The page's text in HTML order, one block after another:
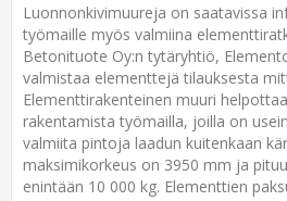
Luonnonkivimuureja on saatavissa
työmaille myös valmiina
Betonituote Oy:n tytäryhtiö,
valmistaa elementtejä tilauksesta
Elementtirakenteinen muuri
rakentamista työmailla, joilla on
valmiita pintoja laadun kuitenkaan
maksimikorkeus on 3950 mm ja
enintään 10 000 kg. Elementtien